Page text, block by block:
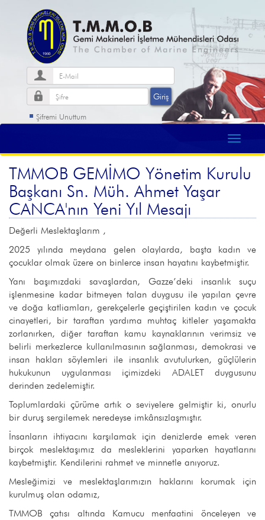
Şifremi Unuttum
TMMOB GEMİMO Yönetim Kurulu
Başkanı Sn. Müh. Ahmet Yaşar
CANCA'nın Yeni Yıl Mesajı
Değerli Meslektaşlarım ,
2025 yılında meydana gelen olaylarda, başta kadın ve
çocuklar olmak üzere on binlerce insan hayatını kaybetmiştir.
Yanı başımızdaki savaşlardan, Gazze’deki insanlık suçu
işlenmesine kadar bitmeyen talan duygusu ile yapılan çevre
ve doğa katliamları, gerekçelerle geçiştirilen kadın ve çocuk
cinayetleri, bir taraftan yardıma muhtaç kitleler yaşamakta
zorlanırken, diğer taraftan kamu kaynaklarının verimsiz ve
belirli merkezlerce kullanılmasının sağlanması, demokrasi ve
insan hakları söylemleri ile insanlık avutulurken, güçlülerin
hukukunun uygulanması içimizdeki ADALET duygusunu
derinden zedelemiştir.
Toplumlardaki çürüme artık o seviyelere gelmiştir ki, onurlu
bir duruş sergilemek neredeyse imkânsızlaşmıştır.
İnsanların ihtiyacını karşılamak için denizlerde emek veren
birçok meslektaşımız da mesleklerini yaparken hayatlarını
kaybetmiştir. Kendilerini rahmet ve minnetle anıyoruz.
Mesleğimizi ve meslektaşlarımızın haklarını korumak için
kurulmuş olan odamız,
TMMOB çatısı altında Kamucu menfaatini önceleyen ve